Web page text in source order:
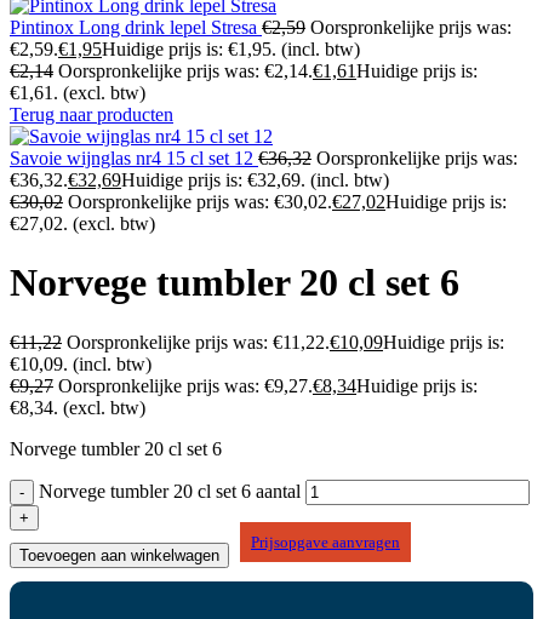
Pintinox Long drink lepel Stresa €2,59 Oorspronkelijke prijs was:
€2,59.€1,95Huidige prijs is: €1,95. (incl. btw)
€2,14 Oorspronkelijke prijs was: €2,14.€1,61Huidige prijs is:
€1,61. (excl. btw)
Terug naar producten
Savoie wijnglas nr4 15 cl set 12 €36,32 Oorspronkelijke prijs was:
€36,32.€32,69Huidige prijs is: €32,69. (incl. btw)
€30,02 Oorspronkelijke prijs was: €30,02.€27,02Huidige prijs is:
€27,02. (excl. btw)
Norvege tumbler 20 cl set 6
€11,22 Oorspronkelijke prijs was: €11,22.€10,09Huidige prijs is:
€10,09. (incl. btw)
€9,27 Oorspronkelijke prijs was: €9,27.€8,34Huidige prijs is:
€8,34. (excl. btw)
Norvege tumbler 20 cl set 6
Norvege tumbler 20 cl set 6 aantal
Toevoegen aan winkelwagen
Prijsopgave aanvragen